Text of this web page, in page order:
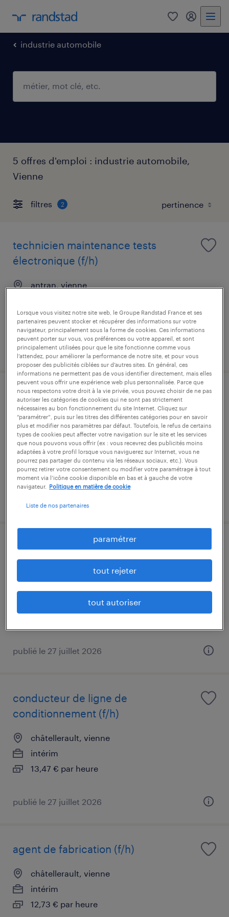
0 mon
industrie automobile
5 offres d'emploi : industrie automobile,
Vienne
filtres 2
technicien maintenance tests
électronique (f/h)
antran, vienne
35 000 € - 40 000 € par année
publié le 15 juillet 2026
agent de fabrication (f/h)
châtellerault, vienne
intérim
12,73 € par heure
conducteur de ligne de
conditionnement (f/h)
publié le 27 juillet 2026
conducteur de ligne de
conditionnement (f/h)
châtellerault, vienne
intérim
13,47 € par heure
publié le 27 juillet 2026
agent de fabrication (f/h)
châtellerault, vienne
intérim
12,73 € par heure
Lorsque vous visitez notre site web, le Groupe Randstad France et ses
partenaires peuvent stocker et récupérer des informations sur votre
navigateur, principalement sous la forme de cookies. Ces informations
peuvent porter sur vous, vos préférences ou votre appareil, et sont
principalement utilisées pour que le site fonctionne comme vous
l’attendez, pour améliorer la performance de notre site, et pour vous
proposer des publicités ciblées sur d’autres sites. En général, ces
informations ne permettent pas de vous identifier directement, mais elles
peuvent vous offrir une expérience web plus personnalisée. Parce que
nous respectons votre droit à la vie privée, vous pouvez choisir de ne pas
autoriser les catégories de cookies qui ne sont pas strictement
nécessaires au bon fonctionnement du site Internet. Cliquez sur
“paramétrer”, puis sur les titres des différentes catégories pour en savoir
plus et modifier nos paramètres par défaut. Toutefois, le refus de certains
types de cookies peut affecter votre navigation sur le site et les services
que nous pouvons vous offrir (ex : vous recevrez des publicités moins
adaptées à votre profil lorsque vous naviguerez sur Internet, vous ne
pourrez pas partager du contenu via les réseaux sociaux, etc.). Vous
pourrez retirer votre consentement ou modifier votre paramétrage à tout
moment via l’icône cookie disponible en bas et à gauche de votre
navigateur.
Politique en matière de cookie
Liste de nos partenaires
paramétrer
tout rejeter
tout autoriser